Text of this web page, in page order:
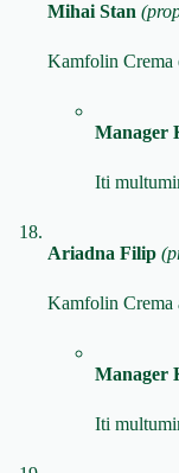
Mihai Stan
Kamfolin Crema
Manager
Iti
Ariadna Filip
Kamfolin Crema
Manager
Iti